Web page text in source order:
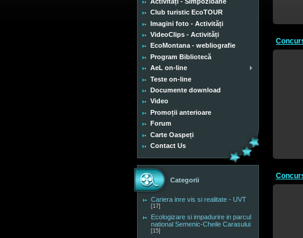
Club turistic EcoTOUR
Imagini foto - Activități
VideoClips - Activități
EcoMontana - webliografie
Program Bibliotecă
AeL on-line
Teste on-line
Documente download
Video
Promoții anterioare
Forum
Carte Oaspeți
Contact Us
Categorii
Cariera inre vis si realitate - UVT
[17]
Ecologizare si impadurire in parcul
national Semenic-Cheile Carasului
[15]